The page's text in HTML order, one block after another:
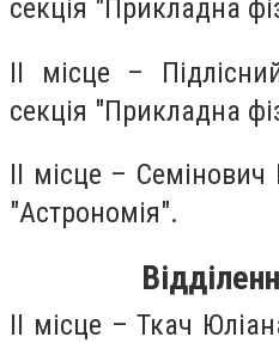
секція "Прикладна
ІІ місце –
секція "Прикладна
ІІ місце –
"Астрономія".
ІІ місце – Ткач